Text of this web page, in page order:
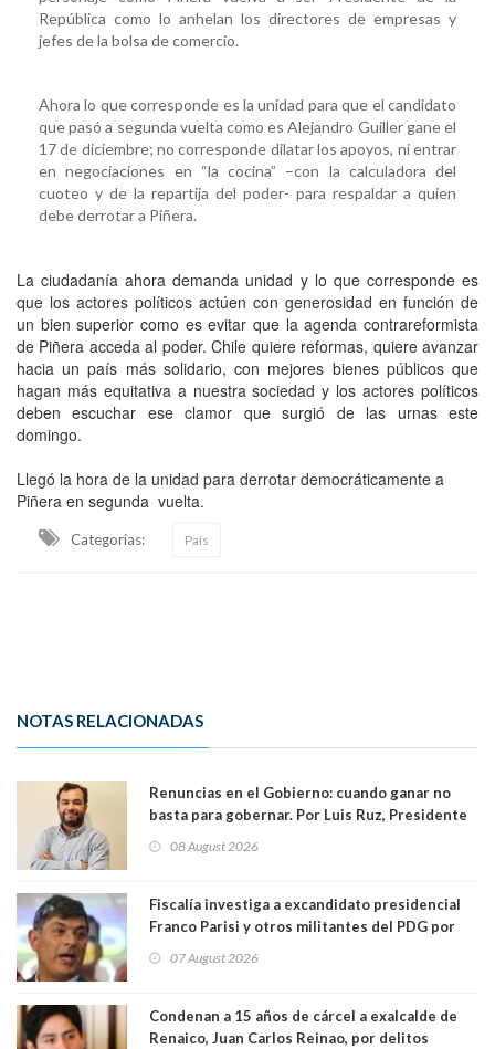
República como lo anhelan los directores de empresas y
jefes de la bolsa de comercio.
Ahora lo que corresponde es la unidad para que el candidato
que pasó a segunda vuelta como es Alejandro Guiller gane el
17 de diciembre; no corresponde dilatar los apoyos, ni entrar
en negociaciones en “la cocina” –con la calculadora del
cuoteo y de la repartija del poder- para respaldar a quien
debe derrotar a Piñera.
La ciudadanía ahora demanda unidad y lo que corresponde es
que los actores políticos actúen con generosidad en función de
un bien superior como es evitar que la agenda contrareformista
de Piñera acceda al poder. Chile quiere reformas, quiere avanzar
hacia un país más solidario, con mejores bienes públicos que
hagan más equitativa a nuestra sociedad y los actores políticos
deben escuchar ese clamor que surgió de las urnas este
domingo.
Llegó la hora de la unidad para derrotar democráticamente a
Piñera en segunda vuelta.
Categorias: País
NOTAS RELACIONADAS
Renuncias en el Gobierno: cuando ganar no
basta para gobernar. Por Luis Ruz, Presidente
08 August 2026
Fiscalía investiga a excandidato presidencial
Franco Parisi y otros militantes del PDG por
07 August 2026
Condenan a 15 años de cárcel a exalcalde de
Renaico, Juan Carlos Reinao, por delitos